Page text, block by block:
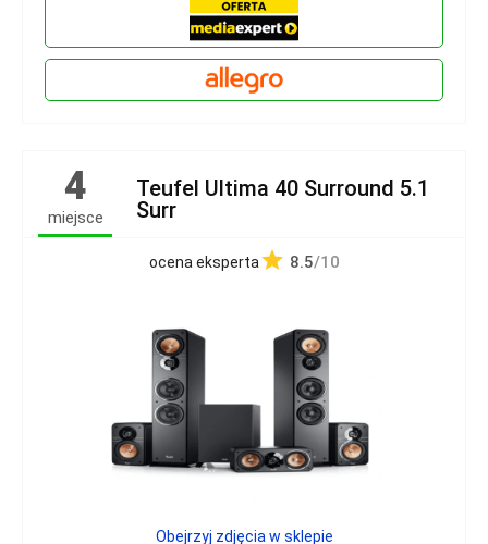
4
miejsce
Teufel Ultima 40 Surround 5.1
Surr
ocena eksperta 8.5/10
Obejrzyj zdjęcia w sklepie